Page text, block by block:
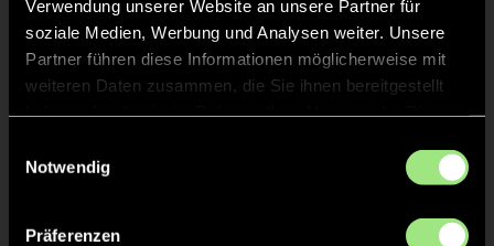
Verwendung unserer Website an unsere Partner für
soziale Medien, Werbung und Analysen weiter. Unsere
Partner führen diese Informationen möglicherweise mit
weiteren Daten zusammen, die Sie ihnen bereitgestellt
Notwendig
Präferenzen
Staff